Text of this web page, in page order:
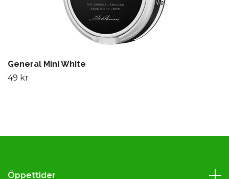
General Mini White
49 kr
Öppettider